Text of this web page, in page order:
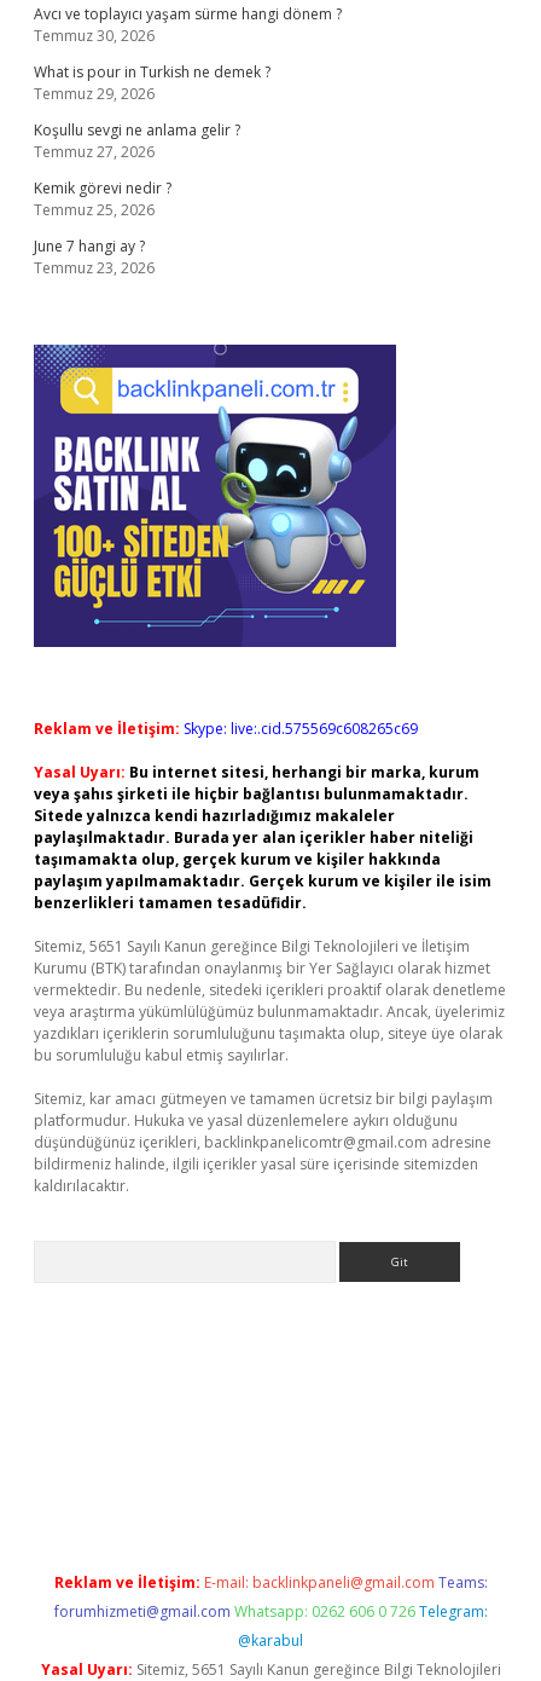
Avcı ve toplayıcı yaşam sürme hangi dönem ?
Temmuz 30, 2026
What is pour in Turkish ne demek ?
Temmuz 29, 2026
Koşullu sevgi ne anlama gelir ?
Temmuz 27, 2026
Kemik görevi nedir ?
Temmuz 25, 2026
June 7 hangi ay ?
Temmuz 23, 2026
Reklam ve İletişim: Skype: live:.cid.575569c608265c69
Yasal Uyarı: Bu internet sitesi, herhangi bir marka, kurum
veya şahıs şirketi ile hiçbir bağlantısı bulunmamaktadır.
Sitede yalnızca kendi hazırladığımız makaleler
paylaşılmaktadır. Burada yer alan içerikler haber niteliği
taşımamakta olup, gerçek kurum ve kişiler hakkında
paylaşım yapılmamaktadır. Gerçek kurum ve kişiler ile isim
benzerlikleri tamamen tesadüfidir.
Sitemiz, 5651 Sayılı Kanun gereğince Bilgi Teknolojileri ve İletişim
Kurumu (BTK) tarafından onaylanmış bir Yer Sağlayıcı olarak hizmet
vermektedir. Bu nedenle, sitedeki içerikleri proaktif olarak denetleme
veya araştırma yükümlülüğümüz bulunmamaktadır. Ancak, üyelerimiz
yazdıkları içeriklerin sorumluluğunu taşımakta olup, siteye üye olarak
bu sorumluluğu kabul etmiş sayılırlar.
Sitemiz, kar amacı gütmeyen ve tamamen ücretsiz bir bilgi paylaşım
platformudur. Hukuka ve yasal düzenlemelere aykırı olduğunu
düşündüğünüz içerikleri, backlinkpanelicomtr@gmail.com adresine
bildirmeniz halinde, ilgili içerikler yasal süre içerisinde sitemizden
kaldırılacaktır.
Reklam ve İletişim: E-mail: backlinkpaneli@gmail.com Teams:
forumhizmeti@gmail.com Whatsapp: 0262 606 0 726 Telegram:
@karabul
Yasal Uyarı: Sitemiz, 5651 Sayılı Kanun gereğince Bilgi Teknolojileri